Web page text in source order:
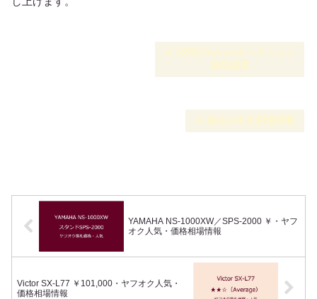
➡︎ 今回のYahooオークション
落札結果
➡︎ 過去の中古相場情報
YAMAHA NS-1000XW／SPS-2000 ￥・ヤフ
オク人気・価格相場情報
Victor SX-L77 ￥101,000・ヤフオク人気・
価格相場情報